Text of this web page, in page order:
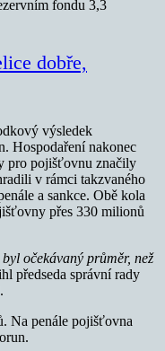
fondu 3,3
dobře,
výsledek
Hospodaření nakonec
pro pojišťovnu značily
v rámci takzvaného
a sankce. Obě kola
přes 330 milionů
očekávaný průměr, než
předseda správní rady
Na penále pojišťovna